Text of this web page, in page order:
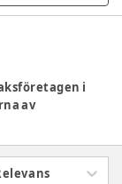
i
av
deras kända